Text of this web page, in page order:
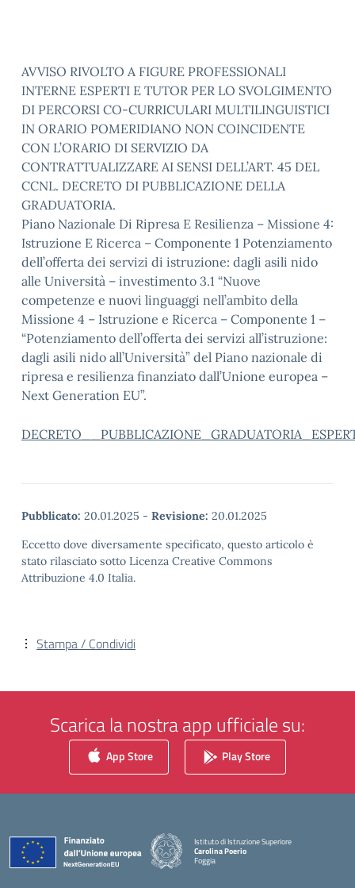
AVVISO RIVOLTO A FIGURE PROFESSIONALI
INTERNE ESPERTI E TUTOR PER LO SVOLGIMENTO
DI PERCORSI CO-CURRICULARI MULTILINGUISTICI
IN ORARIO POMERIDIANO NON COINCIDENTE
CON L’ORARIO DI SERVIZIO DA
CONTRATTUALIZZARE AI SENSI DELL’ART. 45 DEL
CCNL. DECRETO DI PUBBLICAZIONE DELLA
GRADUATORIA.
Piano Nazionale Di Ripresa E Resilienza – Missione 4:
Istruzione E Ricerca – Componente 1 Potenziamento
dell’offerta dei servizi di istruzione: dagli asili nido
alle Università – investimento 3.1 “Nuove
competenze e nuovi linguaggi nell’ambito della
Missione 4 – Istruzione e Ricerca – Componente 1 –
“Potenziamento dell’offerta dei servizi all’istruzione:
dagli asili nido all’Università” del Piano nazionale di
ripresa e resilienza finanziato dall’Unione europea –
Next Generation EU”.
Pubblicato: 20.01.2025 - Revisione: 20.01.2025
Eccetto dove diversamente specificato, questo articolo è
stato rilasciato sotto Licenza Creative Commons
Attribuzione 4.0 Italia.
Stampa / Condividi
Scarica la nostra app ufficiale su:
App Store Play Store
Istituto di Istruzione Superiore
Carolina Poerio
Foggia
— Visita la pagina iniziale della scuola